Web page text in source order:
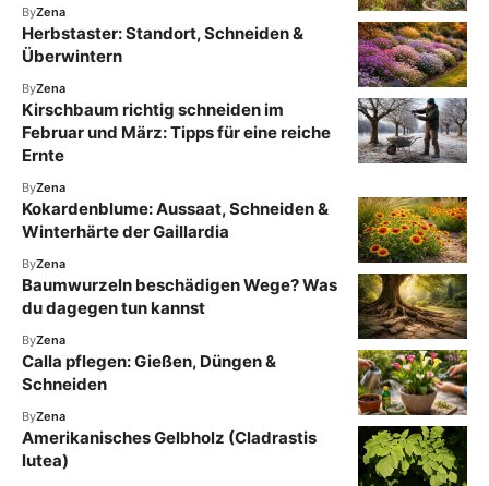
ByZena
Herbstaster: Standort, Schneiden &
Überwintern
ByZena
Kirschbaum richtig schneiden im
Februar und März: Tipps für eine reiche
Ernte
ByZena
Kokardenblume: Aussaat, Schneiden &
Winterhärte der Gaillardia
ByZena
Baumwurzeln beschädigen Wege? Was
du dagegen tun kannst
ByZena
Calla pflegen: Gießen, Düngen &
Schneiden
ByZena
Amerikanisches Gelbholz (Cladrastis
lutea)